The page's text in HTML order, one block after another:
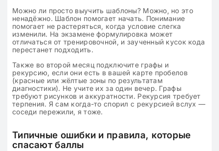
Можно ли просто выучить шаблоны? Можно, но это
ненадёжно. Шаблон помогает начать. Понимание
помогает не растеряться, когда условие слегка
изменили. На экзамене формулировка может
отличаться от тренировочной, и заученный кусок кода
перестанет подходить.
Также во второй месяц подключите графы и
рекурсию, если они есть в вашей карте пробелов
(красные или жёлтые зоны по результатам
диагностики). Не учите их за один вечер. Графы
требуют рисунков и аккуратности. Рекурсия требует
терпения. Я сам когда-то спорил с рекурсией вслух —
соседи пережили, я тоже.
Типичные ошибки и правила, которые
спасают баллы